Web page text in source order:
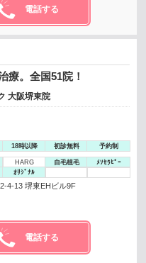
電話する
療。全国51院！
大阪堺東院
18時以降 初診無料 予約制
HARG 自毛植毛
ﾒｿｾﾗﾋﾟｰ
ｵﾘｼﾞﾅﾙ
4-13 堺東EHビル9F
電話する